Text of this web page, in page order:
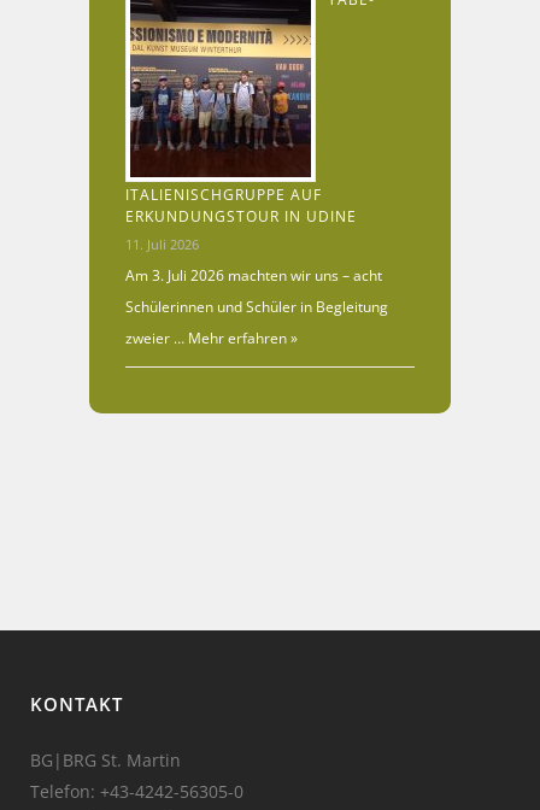
ITALIENISCHGRUPPE AUF
ERKUNDUNGSTOUR IN UDINE
11. Juli 2026
Am 3. Juli 2026 machten wir uns – acht
Schülerinnen und Schüler in Begleitung
zweier … Mehr erfahren »
KONTAKT
BG|BRG St. Martin
Telefon: +43-4242-56305-0